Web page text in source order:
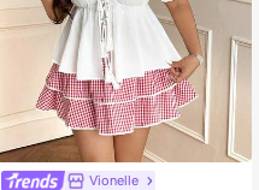
Vionelle